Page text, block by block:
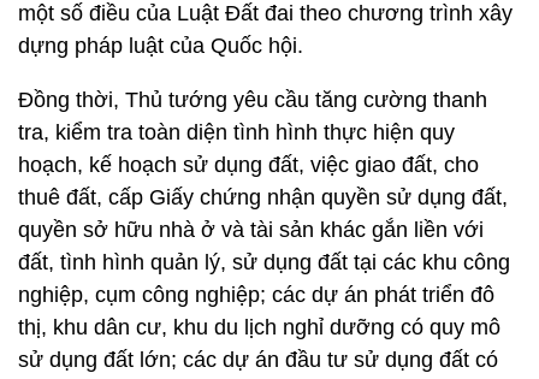
một số điều của Luật Đất đai theo chương trình xây
dựng pháp luật của Quốc hội.
Đồng thời, Thủ tướng yêu cầu tăng cường thanh
tra, kiểm tra toàn diện tình hình thực hiện quy
hoạch, kế hoạch sử dụng đất, việc giao đất, cho
thuê đất, cấp Giấy chứng nhận quyền sử dụng đất,
quyền sở hữu nhà ở và tài sản khác gắn liền với
đất, tình hình quản lý, sử dụng đất tại các khu công
nghiệp, cụm công nghiệp; các dự án phát triển đô
thị, khu dân cư, khu du lịch nghỉ dưỡng có quy mô
sử dụng đất lớn; các dự án đầu tư sử dụng đất có